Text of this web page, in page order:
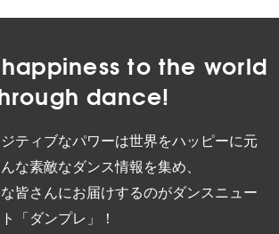
to the world
dance!
ティブなパワーは世界をハッピーに元
な素敵なダンス情報を集め、
皆さんにお届けするのがダンスニュー
「ダンプレ」！